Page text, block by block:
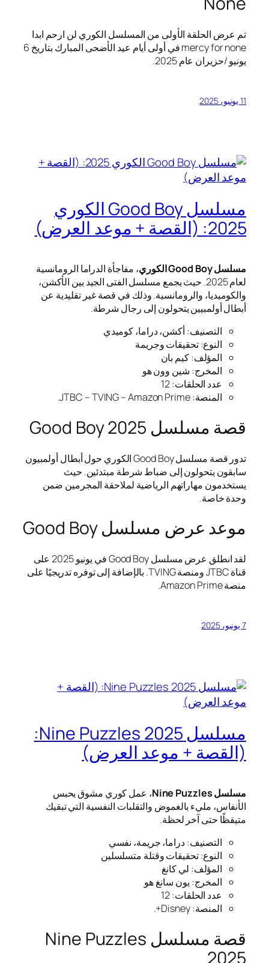
تم عرض الحلقة الأولى من المسلسل الكوري لن ارحم ابدا
mercy for none في أولى أيام عيد الأضحى المبارك بتاريخ 6
يونيو /حزيران عام 2025.
11 يونيو، 2025
مسلسل Good Boy الكوري
2025: (القصة + موعد العرض)
مسلسل Good Boy الكوري
، مفاجأة الدراما الرومانسية
لعام 2025. حيث يجمع مسلسل الفتى الجيد بين الأكشن،
والكوميديا، والرومانسية. وذلك في قصة غير تقليدية عن
أبطال أولمبيين يتحولون إلى رجال شرطة.
التصنيف: أكشن، دراما، كوميدي
النوع: تحقيقات وجريمة
المؤلف: كيم بان
المخرج: شين وون هو
عدد الحلقات: 12
المنصة: JTBC – TVING – Amazon Prime.
قصة مسلسل Good Boy 2025
تدور قصة مسلسل Good Boy الكوري حول أبطال أولمبيون
سابقون يتحولون إلى ضباط شرطة مبتدئين. حيث
يستخدمون مهاراتهم الرياضية لملاحقة المجرمين ضمن
وحدة خاصة.
موعد عرض مسلسل Good Boy
لقد انطلق عرض مسلسل Good Boy في يونيو 2025 على
قناة JTBC ومنصة TVING. بالإضافة إلى توفره تدريجيًا على
منصة Amazon Prime.
7 يونيو، 2025
مسلسل Nine Puzzles 2025:
(القصة + موعد العرض)
مسلسل Nine Puzzles
، عمل كوري مشوق يحبس
الأنفاس، مليء بالغموض والتقلبات النفسية التي تبقيك
متيقظًا حتى آخر لحظة.
التصنيف: دراما، جريمة، نفسي
النوع: تحقيقات وقتلة متسلسلين
المؤلف: لي كانغ
المخرج: يون سانغ هو
عدد الحلقات: 12
المنصة: Disney+.
قصة مسلسل Nine Puzzles
2025